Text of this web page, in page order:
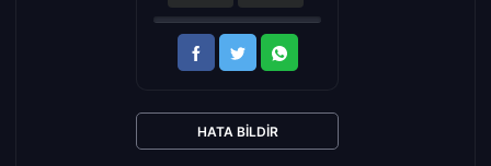
HATA BILDIR